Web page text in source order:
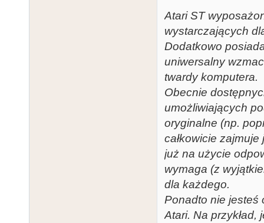
Atari ST
wystarczających
Dodatkowo
uniwersalny
twardy komputera.
Obecnie
umożliwiających
oryginalne (np.
całkowicie
już na użycie
wymaga (z
dla każdego.
Ponadto nie jesteś
Atari. Na